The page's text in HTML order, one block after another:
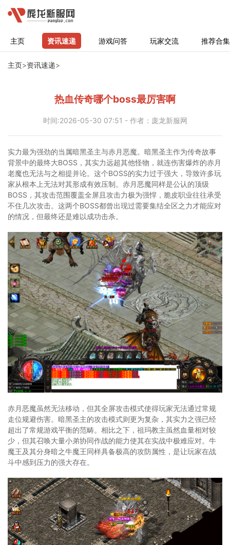
主页 资讯速递 游戏问答 玩家交流 推荐合集
主页>资讯速递>
热血传奇哪个boss最厉害啊
时间:2026-05-30 07:51 - 作者：庞龙新服网
实力最为强劲的当属暗黑圣主与赤月恶魔。暗黑圣主作为传奇故事
背景中的最终大BOSS，其实力远超其他怪物，就连伤害爆炸的赤月
老魔也无法与之相提并论。这个BOSS的实力过于强大，导致许多玩
家从根本上无法对其形成有效压制。赤月恶魔同样是公认的顶级
BOSS，其攻击范围覆盖全屏且攻击力极为强悍，脆皮职业往往承受
不住几次攻击。这两个BOSS都曾出现过需要集结全区之力才能应对
的情况，但最终还是难以成功击杀。
赤月恶魔虽然无法移动，但其全屏攻击模式使得玩家无法通过常规
走位规避伤害。暗黑圣主的攻击模式则更为复杂，其实力之强已经
超出了常规游戏平衡的范畴。相比之下，祖玛教主虽然血量相对较
少，但其召唤大量小弟协同作战的能力使其在实战中极难应对。牛
魔王及其分身暗之牛魔王同样具备极高的攻防属性，是让玩家在战
斗中感到压力的强大存在。